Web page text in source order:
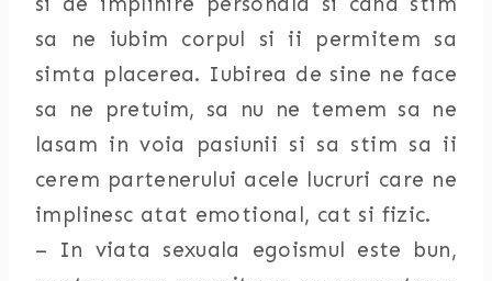
sa ne iubim corpul si ii permitem sa
simta placerea. Iubirea de sine ne face
sa ne pretuim, sa nu ne temem sa ne
lasam in voia pasiunii si sa stim sa ii
cerem partenerului acele lucruri care ne
implinesc atat emotional, cat si fizic.
– In viata sexuala egoismul este bun,